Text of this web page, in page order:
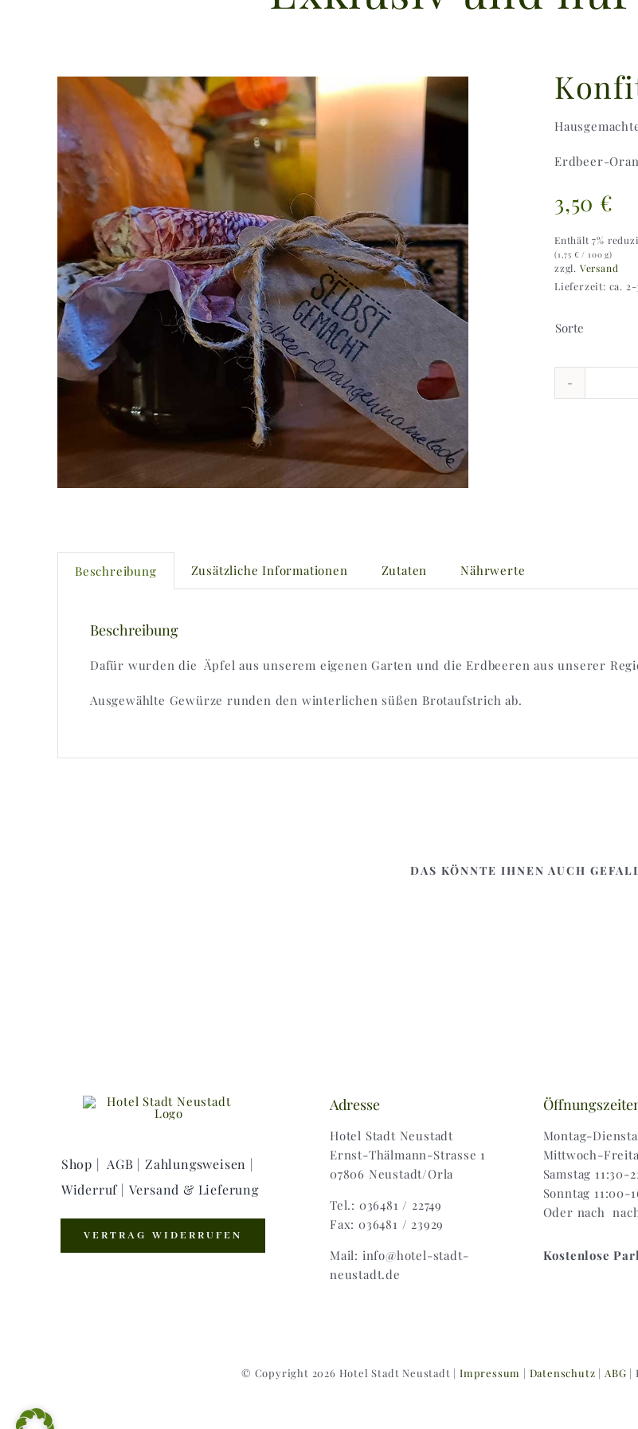
Erdbeer-
3,50 €
Enthält 7%
(1,75 € / 100 g)
zzgl. Versand
Lieferzeit: ca. 2-
Sorte
Beschreibung Zusätzliche Informationen Zutaten Nährwerte
Beschreibung
Dafür wurden die Äpfel aus unserem eigenen Garten und die Erdbeeren aus unserer
Ausgewählte Gewürze runden den winterlichen süßen Brotaufstrich ab.
DAS KÖNNTE IHNEN AUCH
Shop | AGB | Zahlungsweisen |
Widerruf | Versand & Lieferung
VERTRAG WIDERRUFEN
Adresse
Hotel Stadt Neustadt
Ernst-Thälmann-Strasse 1
07806 Neustadt/Orla
Tel.: 036481 / 22749
Fax: 036481 / 23929
Mail: info@hotel-stadt-
neustadt.de
Montag-
Mittwoch-
Samstag 11:30-
Sonntag 11:00-
Oder nach
Kostenlose
© Copyright 2026 Hotel Stadt Neustadt | Impressum | Datenschutz | ABG |